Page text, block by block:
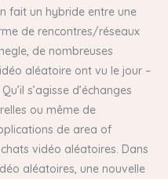
fait un hybride entre une
de rencontres/réseaux
de nombreuses
aléatoire ont vu le jour –
s’agisse d’échanges
ou même de
de area of
vidéo aléatoires. Dans
aléatoires, une nouvelle